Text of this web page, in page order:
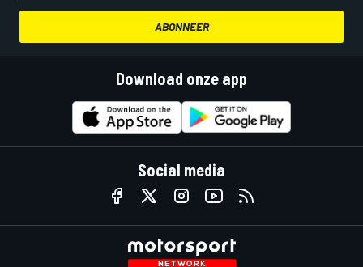
ABONNEER
Download onze app
Social media